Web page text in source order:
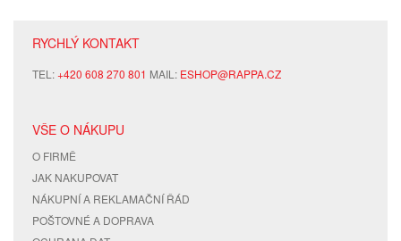
RYCHLÝ KONTAKT
TEL:+420 608 270 801 MAIL: ESHOP@RAPPA.CZ
VŠE O NÁKUPU
O FIRMĚ
JAK NAKUPOVAT
NÁKUPNÍ A REKLAMAČNÍ ŘÁD
POŠTOVNÉ A DOPRAVA